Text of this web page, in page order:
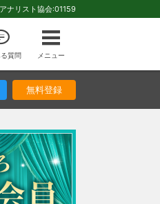
ナリスト協会:01159
質問 メニュー
無料登録